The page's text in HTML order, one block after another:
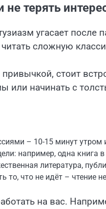
не терять
угасает после
сложную
стоит
или начинать с
– 10-15 минут
например, одна книга
литература,
то, что не идёт – чтение
на вас.